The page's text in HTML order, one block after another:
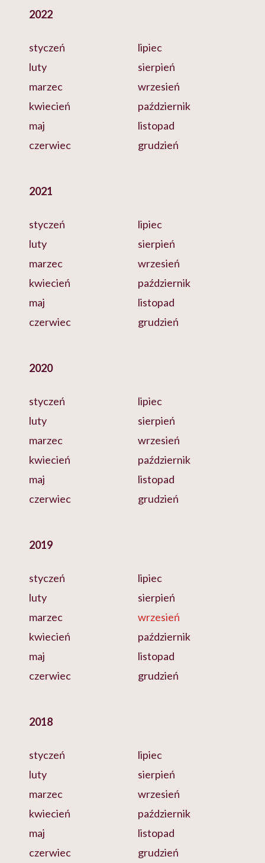
2022
styczeń
luty
marzec
kwiecień
maj
czerwiec
lipiec
sierpień
wrzesień
październik
listopad
grudzień
2021
styczeń
luty
marzec
kwiecień
maj
czerwiec
lipiec
sierpień
wrzesień
październik
listopad
grudzień
2020
styczeń
luty
marzec
kwiecień
maj
czerwiec
lipiec
sierpień
wrzesień
październik
listopad
grudzień
2019
styczeń
luty
marzec
kwiecień
maj
czerwiec
lipiec
sierpień
wrzesień
październik
listopad
grudzień
2018
styczeń
luty
marzec
kwiecień
maj
czerwiec
lipiec
sierpień
wrzesień
październik
listopad
grudzień